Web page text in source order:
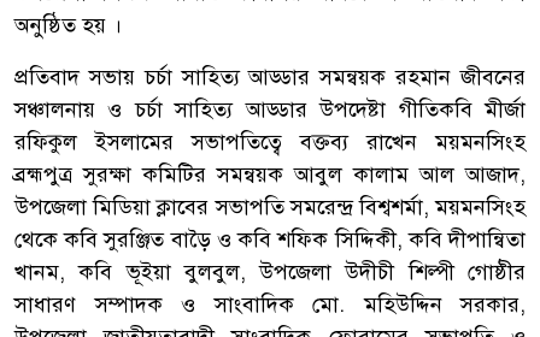
অনুষ্ঠিত হয় ।
প্রতিবাদ সভায় চর্চা সাহিত্য আড্ডার সমন্বয়ক রহমান জীবনের
সঞ্চালনায় ও চর্চা সাহিত্য আড্ডার উপদেষ্টা গীতিকবি মীর্জা
রফিকুল ইসলামের সভাপতিত্বে বক্তব্য রাখেন ময়মনসিংহ
ব্রহ্মপুত্র সুরক্ষা কমিটির সমন্বয়ক আবুল কালাম আল আজাদ,
উপজেলা মিডিয়া ক্লাবের সভাপতি সমরেন্দ্র বিশ্বশর্মা, ময়মনসিংহ
থেকে কবি সুরঞ্জিত বাড়ৈ ও কবি শফিক সিদ্দিকী, কবি দীপান্বিতা
খানম, কবি ভূইয়া বুলবুল, উপজেলা উদীচী শিল্পী গোষ্ঠীর
সাধারণ সম্পাদক ও সাংবাদিক মো. মহিউদ্দিন সরকার,